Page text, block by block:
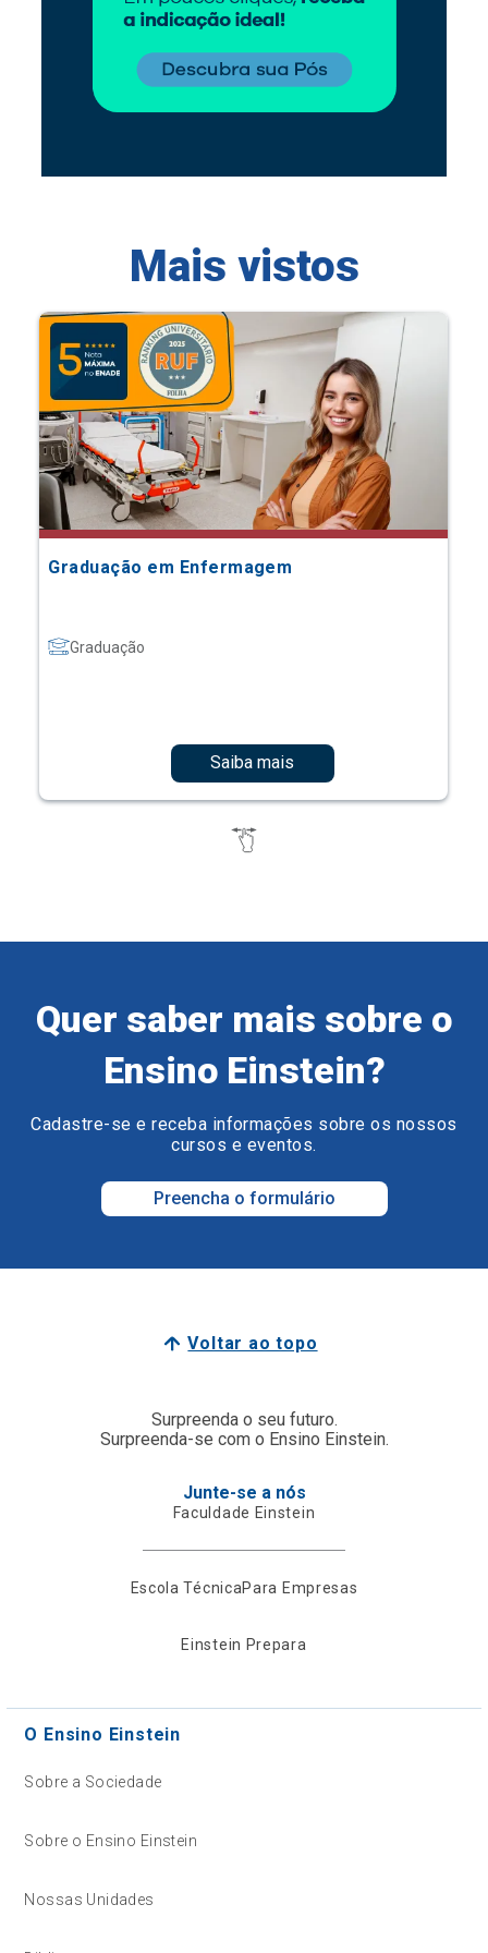
Mais vistos
Graduação em Enfermagem
Graduação
Saiba mais
Quer saber mais sobre o
Ensino Einstein?
Cadastre-se e receba informações sobre os nossos
cursos e eventos.
Preencha o formulário
Voltar ao topo
Surpreenda o seu futuro.
Surpreenda-se com o Ensino Einstein.
Junte-se a nós
Faculdade Einstein
Escola TécnicaPara Empresas
Einstein Prepara
O Ensino Einstein
Sobre a Sociedade
Sobre o Ensino Einstein
Nossas Unidades